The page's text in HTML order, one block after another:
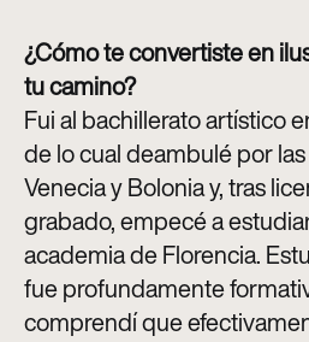
¿Cómo te convertiste en
tu camino?
Fui al bachillerato artístico
de lo cual deambulé por
Venecia y Bolonia y, tras
grabado, empecé a
academia de Florencia.
fue profundamente
comprendí que